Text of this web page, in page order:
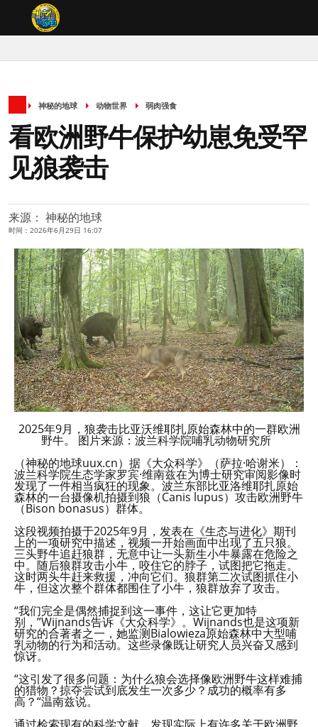
神秘的地球 动物世界 弱肉强食
看欧洲野牛保护幼崽免受罕
见狼袭击
来源： 神秘的地球
时间：2026年6月29日 16:07
2025年9月，狼袭击比亚沃维耶扎原始森林中的一群欧洲
野牛。 图片来源：波兰科学院哺乳动物研究所
（神秘的地球uux.cn）据《大众科学》（萨拉·哈谢米）：
波兰科学院生态学家罗宾·维南兹在为博士研究审阅影像时
发现了一件相当疯狂的现象。波兰东部比亚洛维耶扎原始
森林的一台摄像机拍摄到狼（Canis lupus）攻击欧洲野牛
（Bison bonasus）群体。
这段视频拍摄于2025年9月，发表在《生态与进化》期刊
上的一项研究中描述，视频一开始画面中出现了五只狼。
三头野牛追赶狼群，无意中让一头新生小牛暴露在危险之
中。随后狼群攻击小牛，咬住它的脖子，试图把它拖走。
这时两头牛赶来救援，冲向它们。狼群第二次试图抓住小
牛，但这次整个群体都围住了小牛，狼群放弃了攻击。
“我们完全是偶然捕捉到这一事件，这让它更加特
别，”Wijnands告诉《大众科学》。Wijnands也是这项新
研究的合著者之一，她监测Bialowieza原始森林中大型哺
乳动物的行为和活动。这些录像既让研究人员兴奋又感到
惊讶。
“这引发了很多问题：为什么狼会选择像欧洲野牛这样难捕
的猎物？掠夺尝试到底发生一次多少？成功的概率有多
高？“温南兹说。
通过检索现有的科学文献，发现实际上有许多关于欧洲野